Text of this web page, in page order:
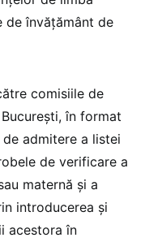
de învăţământ de
comisiile de
în format
admitere a listei
de verificare a
maternă şi a
introducerea și
acestora în